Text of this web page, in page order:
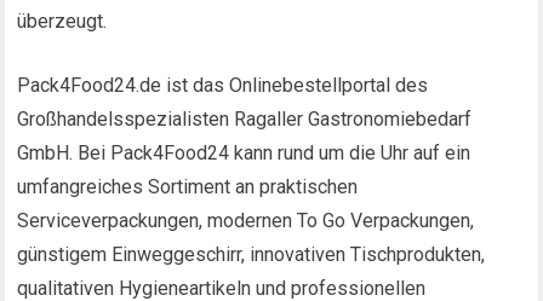
überzeugt.
Pack4Food24.de ist das Onlinebestellportal des
Großhandelsspezialisten Ragaller Gastronomiebedarf
GmbH. Bei Pack4Food24 kann rund um die Uhr auf ein
umfangreiches Sortiment an praktischen
Serviceverpackungen, modernen To Go Verpackungen,
günstigem Einweggeschirr, innovativen Tischprodukten,
qualitativen Hygieneartikeln und professionellen